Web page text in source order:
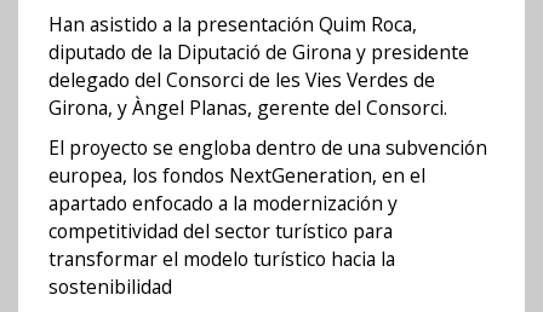
Han asistido a la presentación Quim Roca,
diputado de la Diputació de Girona y presidente
delegado del Consorci de les Vies Verdes de
Girona, y Àngel Planas, gerente del Consorci.
El proyecto se engloba dentro de una subvención
europea, los fondos NextGeneration, en el
apartado enfocado a la modernización y
competitividad del sector turístico para
transformar el modelo turístico hacia la
sostenibilidad